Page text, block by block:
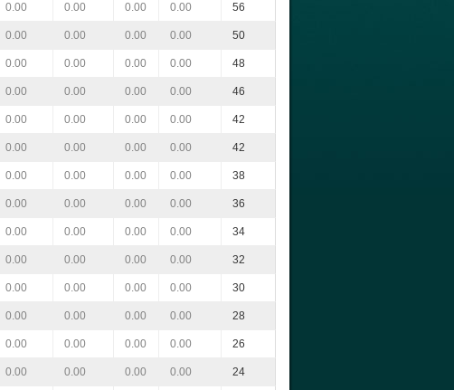
0.00 0.00 0.00 0.00 56
0.00 0.00 0.00 0.00 50
0.00 0.00 0.00 0.00 48
0.00 0.00 0.00 0.00 46
0.00 0.00 0.00 0.00 42
0.00 0.00 0.00 0.00 42
0.00 0.00 0.00 0.00 38
0.00 0.00 0.00 0.00 36
0.00 0.00 0.00 0.00 34
0.00 0.00 0.00 0.00 32
0.00 0.00 0.00 0.00 30
0.00 0.00 0.00 0.00 28
0.00 0.00 0.00 0.00 26
0.00 0.00 0.00 0.00 24